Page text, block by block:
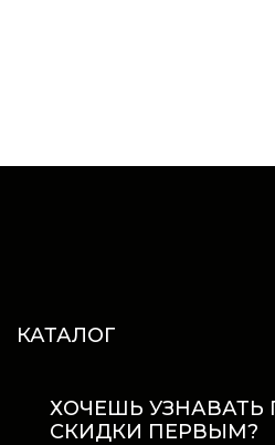
КАТАЛОГ
ХОЧЕШЬ УЗНАВАТЬ
СКИДКИ ПЕРВЫМ?